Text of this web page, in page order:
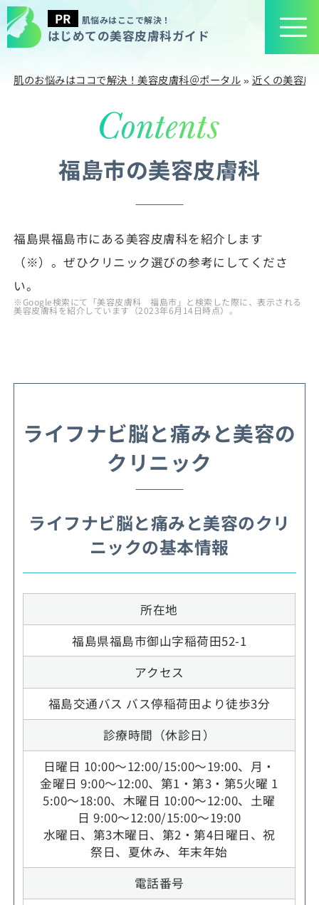
肌悩みはここで解決！
はじめての美容皮膚科ガイド
肌のお悩みはココで解決！美容皮膚科＠ポータル»近くの美容皮
福島市の美容皮膚科
福島県福島市にある美容皮膚科を紹介します
（※）。ぜひクリニック選びの参考にしてくださ
い。
※Google検索にて「美容皮膚科 福島市」と検索した際に、表示される
美容皮膚科を紹介しています（2023年6月14日時点）。
ライフナビ脳と痛みと美容の
クリニック
ライフナビ脳と痛みと美容のクリ
ニックの基本情報
所在地
福島県福島市御山字稲荷田52-1
アクセス
福島交通バス バス停稲荷田より徒歩3分
診療時間（休診日）
日曜日 10:00～12:00/15:00～19:00、月・
金曜日 9:00～12:00、第1・第3・第5火曜 1
5:00～18:00、木曜日 10:00～12:00、土曜
日 9:00～12:00/15:00～19:00
水曜日、第3木曜日、第2・第4日曜日、祝
祭日、夏休み、年末年始
電話番号